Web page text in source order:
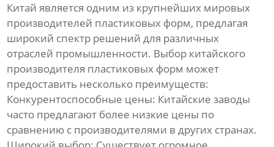
Китай является одним из крупнейших мировых
производителей пластиковых форм, предлагая
широкий спектр решений для различных
отраслей промышленности. Выбор китайского
производителя пластиковых форм может
предоставить несколько преимуществ:
Конкурентоспособные цены: Китайские заводы
часто предлагают более низкие цены по
сравнению с производителями в других странах.